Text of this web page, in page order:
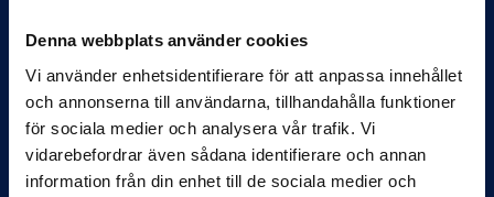
Denna webbplats använder cookies
Vi använder enhetsidentifierare för att anpassa innehållet
och annonserna till användarna, tillhandahålla funktioner
för sociala medier och analysera vår trafik. Vi
vidarebefordrar även sådana identifierare och annan
information från din enhet till de sociala medier och
rfq@matenco.se
+46 (0) 8-556 282 00
MAB Production AB
Jordbrotorpsvägen 2